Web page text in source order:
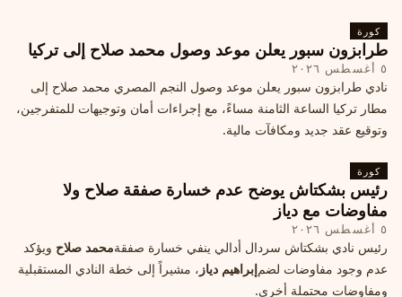
كورة
طرابزون سبور يعلن موعد وصول محمد صلاح إلى تركيا
٥ أغسطس ٢٠٢٦
نادي طرابزون سبور يعلن موعد وصول النجم المصري محمد صلاح إلى
مطار تركيا الساعة الثامنة مساءً، مع إجراءات أمان وتوجيهات للمتفرجين،
وتوقيع عقد جديد ومكافآت مالية.
كورة
رئيس بشكتاش يوضح عدم خسارة صفقة صلاح ولا
مفاوضات مع دياز
٥ أغسطس ٢٠٢٦
رئيس نادي بشكتاش سردال أدالي ينفي خسارة صفقةمحمد صلاح ويؤكد
عدم وجود مفاوضات لضمإبراهيم دياز ، مشيراً إلى خطة النادي المستقبلية
ومفاوضات محتملة أخرى.